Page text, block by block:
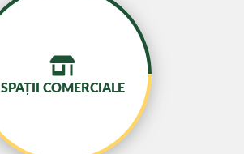
SPAȚII COMERCIALE